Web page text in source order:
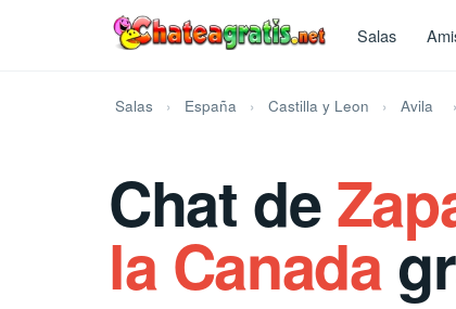
Salas
Salas España Castilla y Leon Avila
Chat de
la Canada